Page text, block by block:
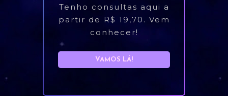
Tenho consultas aqui a
partir de R$ 19,70. Vem
conhecer!
VAMOS LÁ!